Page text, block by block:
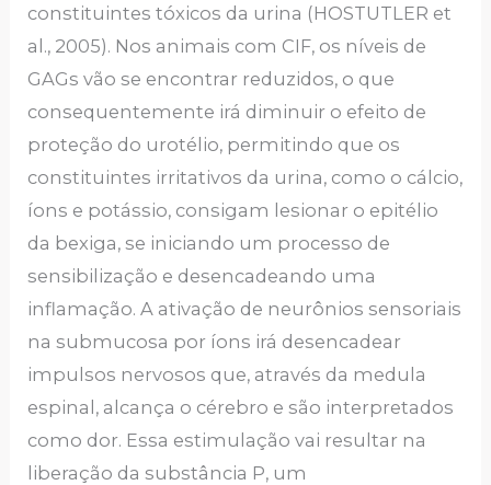
constituintes tóxicos da urina (HOSTUTLER et
al., 2005). Nos animais com CIF, os níveis de
GAGs vão se encontrar reduzidos, o que
consequentemente irá diminuir o efeito de
proteção do urotélio, permitindo que os
constituintes irritativos da urina, como o cálcio,
íons e potássio, consigam lesionar o epitélio
da bexiga, se iniciando um processo de
sensibilização e desencadeando uma
inflamação. A ativação de neurônios sensoriais
na submucosa por íons irá desencadear
impulsos nervosos que, através da medula
espinal, alcança o cérebro e são interpretados
como dor. Essa estimulação vai resultar na
liberação da substância P, um